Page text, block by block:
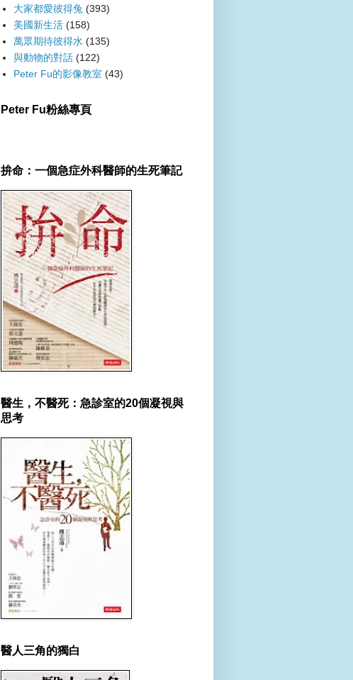
大家都愛彼得兔 (393)
美國新生活 (158)
萬眾期待彼得水 (135)
與動物的對話 (122)
Peter Fu的影像教室 (43)
Peter Fu粉絲專頁
拚命：一個急症外科醫師的生死筆記
醫生，不醫死：急診室的20個凝視與
思考
醫人三角的獨白